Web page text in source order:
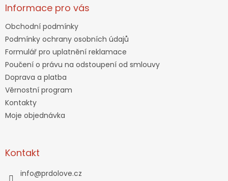
Informace pro vás
Obchodní podmínky
Podmínky ochrany osobních údajů
Formulář pro uplatnění reklamace
Poučení o právu na odstoupení od smlouvy
Doprava a platba
Věrnostní program
Kontakty
Moje objednávka
Kontakt
info@prdolove.cz